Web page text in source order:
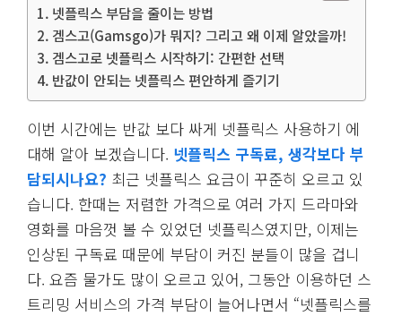
넷플릭스 부담을 줄이는 방법
겜스고(Gamsgo)가 뭐지? 그리고 왜 이제 알았을까!
겜스고로 넷플릭스 시작하기: 간편한 선택
반값이 안되는 넷플릭스 편안하게 즐기기
이번 시간에는 반값 보다 싸게 넷플릭스 사용하기 에
대해 알아 보겠습니다. 넷플릭스 구독료, 생각보다 부
담되시나요? 최근 넷플릭스 요금이 꾸준히 오르고 있
습니다. 한때는 저렴한 가격으로 여러 가지 드라마와
영화를 마음껏 볼 수 있었던 넷플릭스였지만, 이제는
인상된 구독료 때문에 부담이 커진 분들이 많을 겁니
다. 요즘 물가도 많이 오르고 있어, 그동안 이용하던 스
트리밍 서비스의 가격 부담이 늘어나면서 “넷플릭스를